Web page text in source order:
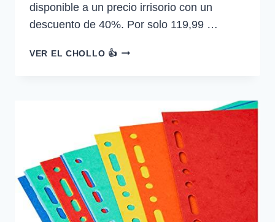
disponible a un precio irrisorio con un
descuento de 40%. Por solo 119,99 …
VER EL CHOLLO 👍40%
STREAMING
GRABA
A
1080P60
HDR10
O…